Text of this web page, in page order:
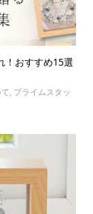
！おすすめ15選
, プライムスタッ